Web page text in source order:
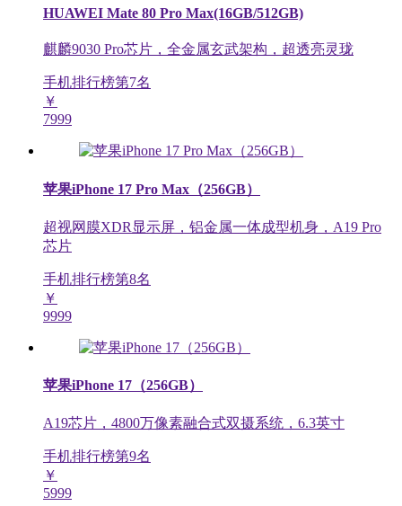
HUAWEI Mate 80 Pro Max(16GB/512GB)
麒麟9030 Pro芯片，全金属玄武架构，超透亮灵珑
手机排行榜第7名
￥
7999
苹果iPhone 17 Pro Max（256GB）
超视网膜XDR显示屏，铝金属一体成型机身，A19 Pro
芯片
手机排行榜第8名
￥
9999
苹果iPhone 17（256GB）
A19芯片，4800万像素融合式双摄系统，6.3英寸
手机排行榜第9名
￥
5999